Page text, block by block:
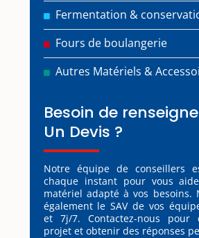
Fermentation &
Fours de boulangerie
Autres Matériels &
Besoin de
Un Devis ?
Notre équipe de conseillers
chaque instant pour vous
matériel adapté à vos besoins.
également le SAV de vos
et 7j/7. Contactez-nous pour
projet et obtenir des réponses